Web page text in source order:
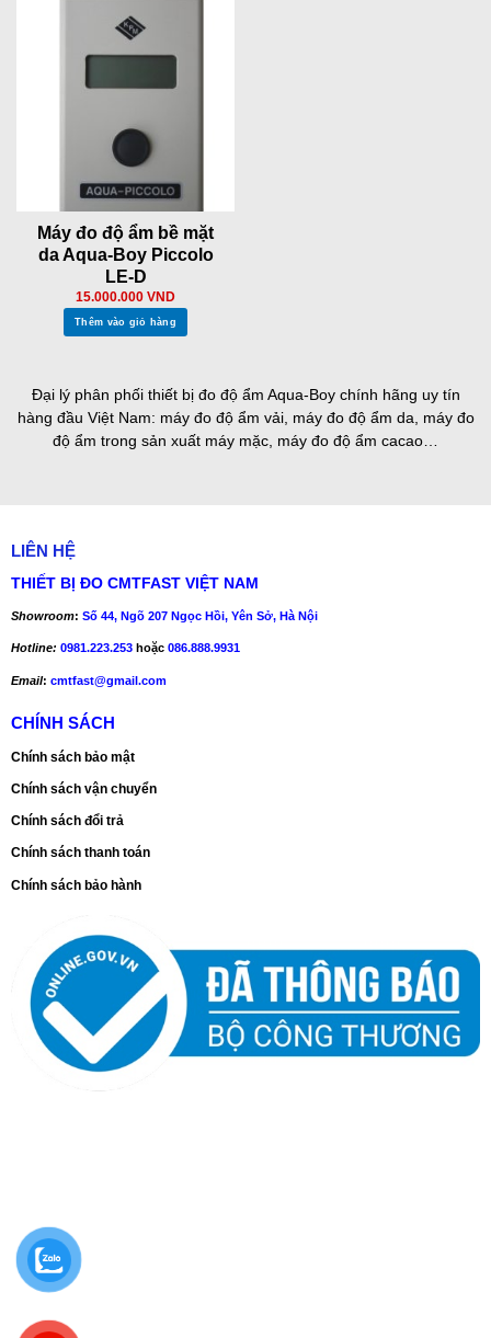
Đại lý phân phối thiết bị đo độ ẩm Aqua-Boy chính hãng uy tín
hàng đầu Việt Nam: máy đo độ ẩm vải, máy đo độ ẩm da, máy đo
độ ẩm trong sản xuất máy mặc, máy đo độ ẩm cacao…
Máy đo độ ẩm bề mặt
da Aqua-Boy Piccolo
LE-D
15.000.000 VND
Thêm vào giỏ hàng
LIÊN HỆ
THIẾT BỊ ĐO CMTFAST VIỆT NAM
Showroom: Số 44, Ngõ 207 Ngọc Hồi, Yên Sở, Hà Nội
Hotline: 0981.223.253 hoặc086.888.9931
Email: cmtfast@gmail.com
CHÍNH SÁCH
Chính sách bảo mật
Chính sách vận chuyển
Chính sách đổi trả
Chính sách thanh toán
Chính sách bảo hành